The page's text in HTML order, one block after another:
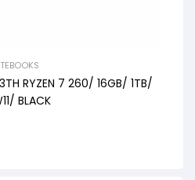
RYZEN 7 260/ 16GB/ 1TB/
BLACK